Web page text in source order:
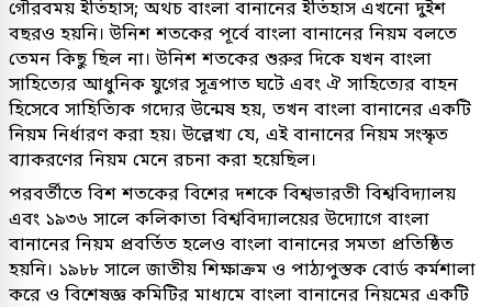
গৌরবময় ইতিহাস; অথচ বাংলা বানানের ইতিহাস এখনো দুইশ
বছরও হয়নি। উনিশ শতকের পূর্বে বাংলা বানানের নিয়ম বলতে
তেমন কিছু ছিল না। উনিশ শতকের শুরুর দিকে যখন বাংলা
সাহিত্যের আধুনিক যুগের সূত্রপাত ঘটে এবং ঐ সাহিত্যের বাহন
হিসেবে সাহিত্যিক গদ্যের উন্মেষ হয়, তখন বাংলা বানানের একটি
নিয়ম নির্ধারণ করা হয়। উল্লেখ্য যে, এই বানানের নিয়ম সংস্কৃত
ব্যাকরণের নিয়ম মেনে রচনা করা হয়েছিল।
পরবর্তীতে বিশ শতকের বিশের দশকে বিশ্বভারতী বিশ্ববিদ্যালয়
এবং ১৯৩৬ সালে কলিকাতা বিশ্ববিদ্যালয়ের উদ্যোগে বাংলা
বানানের নিয়ম প্রবর্তিত হলেও বাংলা বানানের সমতা প্রতিষ্ঠিত
হয়নি। ১৯৮৮ সালে জাতীয় শিক্ষাক্রম ও পাঠ্যপুস্তক বোর্ড কর্মশালা
করে ও বিশেষজ্ঞ কমিটির মাধ্যমে বাংলা বানানের নিয়মের একটি